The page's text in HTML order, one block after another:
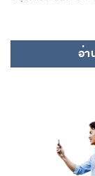
อ่า